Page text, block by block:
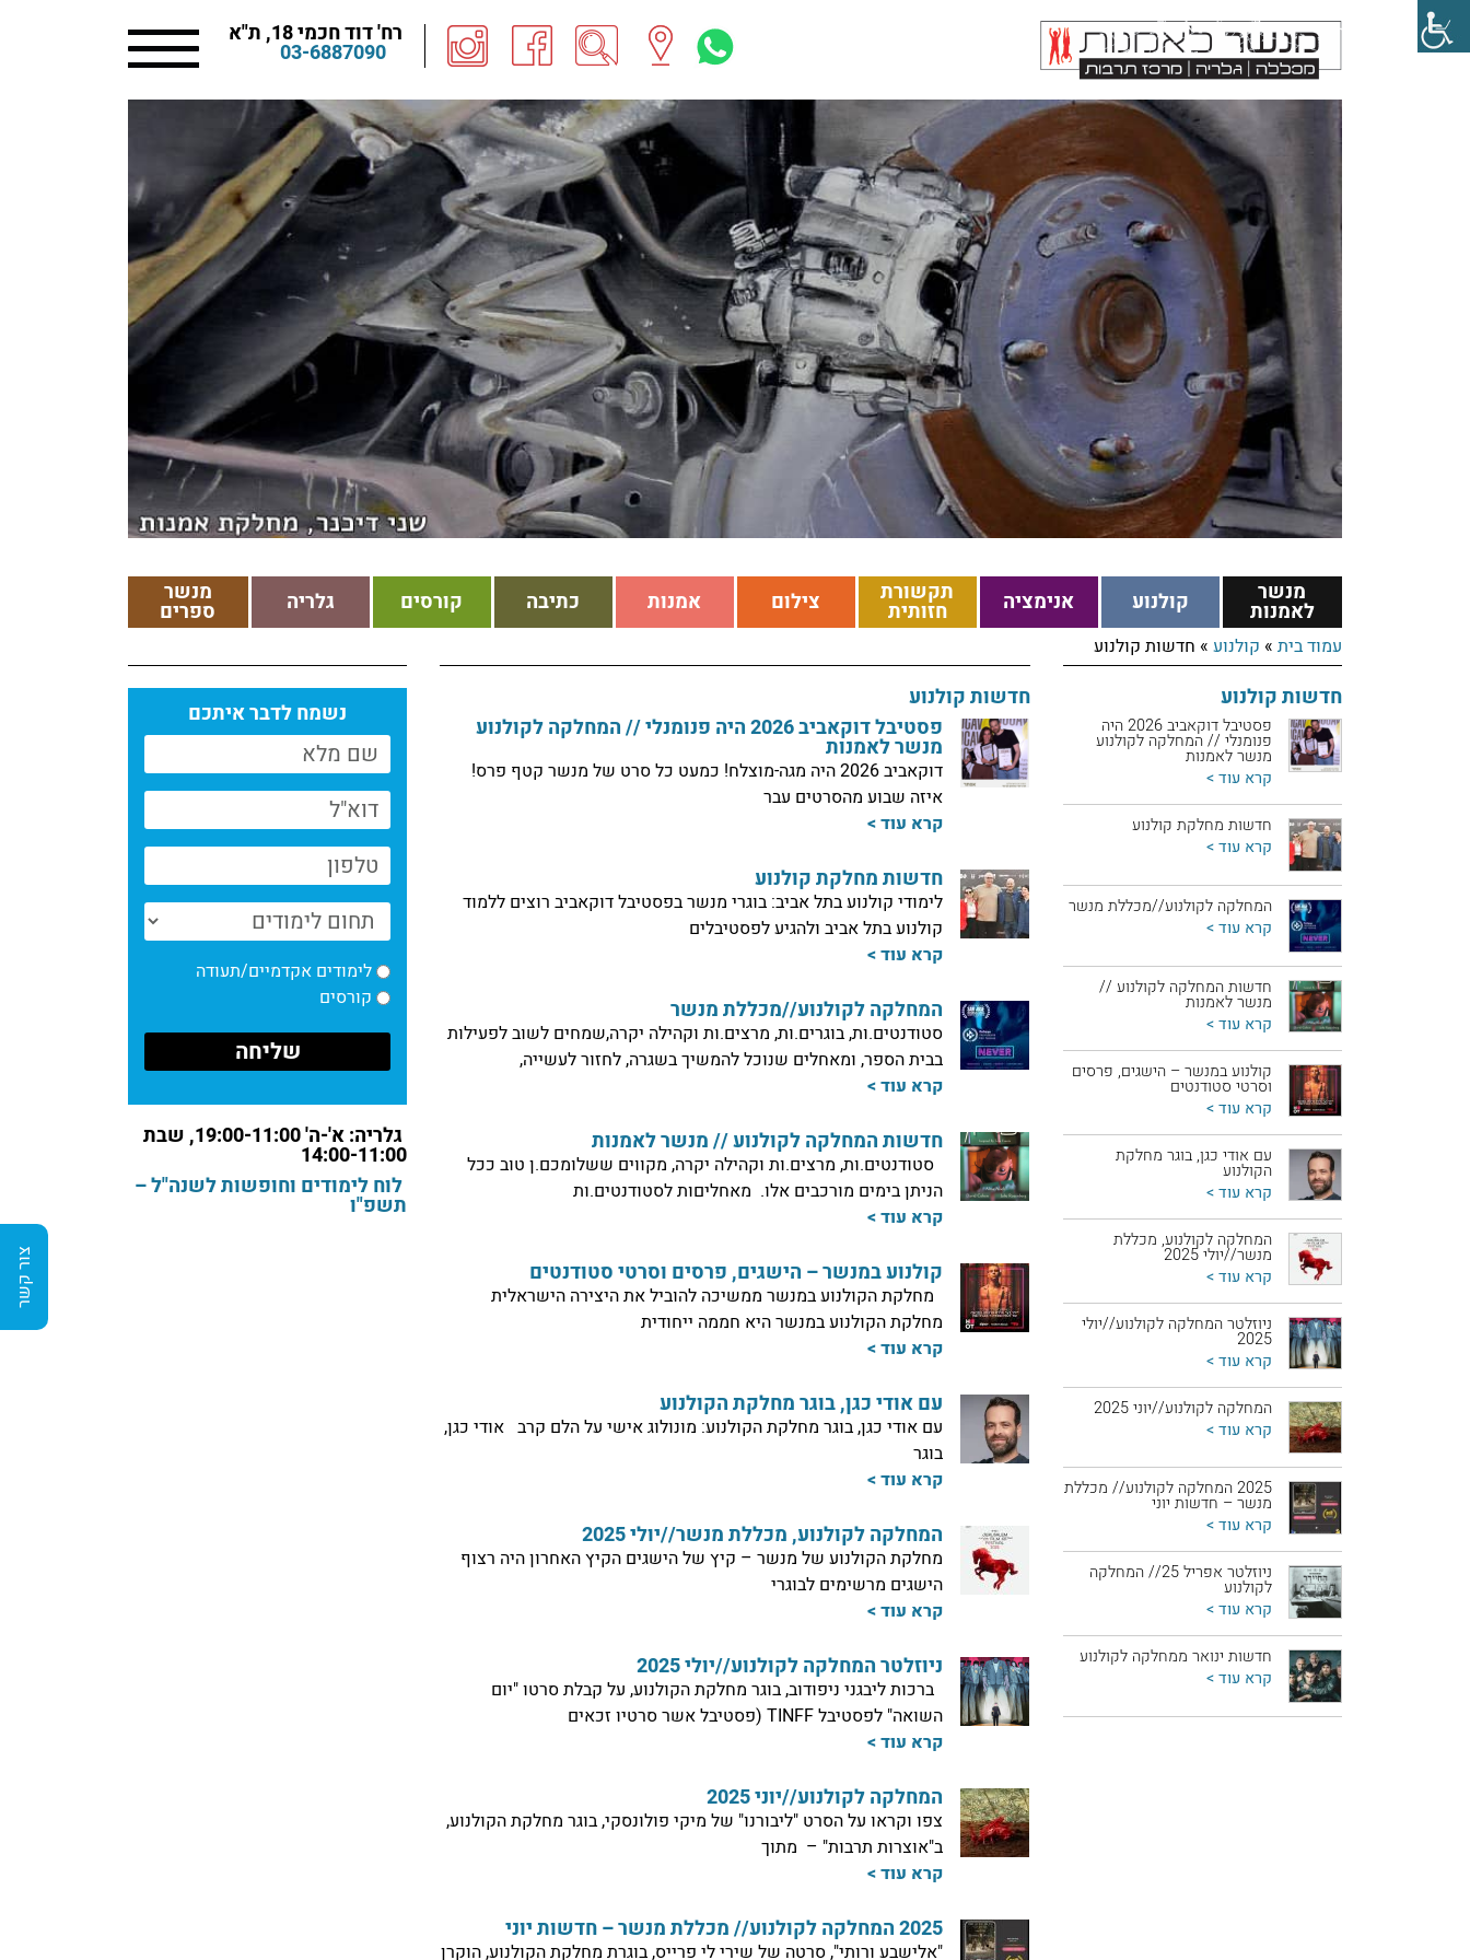
רח' דוד חכמי 18, ת"א
03-6887090
מנשר
לאמנות קולנוע אנימציה תקשורת
חזותית צילום אמנות כתיבה קורסים גלריה מנשר
ספרים
עמוד בית » קולנוע » חדשות קולנוע
צור קשר
חדשות קולנוע
פסטיבל דוקאביב 2026 היה פנומנלי // המחלקה לקולנוע
מנשר לאמנות
דוקאביב 2026 היה מגה-מוצלח! כמעט כל סרט של מנשר קטף פרס!
איזה שבוע מהסרטים עבר
קרא עוד >
חדשות מחלקת קולנוע
לימודי קולנוע בתל אביב: בוגרי מנשר בפסטיבל דוקאביב רוצים ללמוד
קולנוע בתל אביב ולהגיע לפסטיבלים
קרא עוד >
המחלקה לקולנוע//מכללת מנשר
סטודנטים.ות, בוגרים.ות, מרצים.ות וקהילה יקרה,שמחים לשוב לפעילות
בבית הספר, ומאחלים שנוכל להמשיך בשגרה, לחזור לעשייה,
קרא עוד >
חדשות המחלקה לקולנוע // מנשר לאמנות
סטודנטים.ות, מרצים.ות וקהילה יקרה, מקווים ששלומכם.ן טוב ככל
הניתן בימים מורכבים אלו. מאחליםות לסטודנטים.ות
קרא עוד >
קולנוע במנשר – הישגים, פרסים וסרטי סטודנטים
מחלקת הקולנוע במנשר ממשיכה להוביל את היצירה הישראלית
מחלקת הקולנוע במנשר היא חממה ייחודית
קרא עוד >
עם אודי כגן, בוגר מחלקת הקולנוע
עם אודי כגן, בוגר מחלקת הקולנוע: מונולוג אישי על הלם קרב אודי כגן,
בוגר
קרא עוד >
המחלקה לקולנוע, מכללת מנשר//יולי 2025
מחלקת הקולנוע של מנשר – קיץ של הישגים הקיץ האחרון היה רצוף
הישגים מרשימים לבוגרי
קרא עוד >
ניוזלטר המחלקה לקולנוע//יולי 2025
ברכות ליבגני ניפודוב, בוגר מחלקת הקולנוע, על קבלת סרטו "יום
השואה" לפסטיבל TINFF (פסטיבל אשר סרטיו זכאים
קרא עוד >
המחלקה לקולנוע//יוני 2025
צפו וקראו על הסרט "ליבורנו" של מיקי פולונסקי, בוגר מחלקת הקולנוע,
ב"אוצרות תרבות" – מתוך
קרא עוד >
2025 המחלקה לקולנוע// מכללת מנשר – חדשות יוני
"אלישבע ורותי", סרטה של שירי לי פרייס, בוגרת מחלקת הקולנוע, הוקרן
חדשות קולנוע
פסטיבל דוקאביב 2026 היה
פנומנלי // המחלקה לקולנוע
מנשר לאמנות
קרא עוד >
חדשות מחלקת קולנוע
קרא עוד >
המחלקה לקולנוע//מכללת מנשר
קרא עוד >
חדשות המחלקה לקולנוע //
מנשר לאמנות
קרא עוד >
קולנוע במנשר – הישגים, פרסים
וסרטי סטודנטים
קרא עוד >
עם אודי כגן, בוגר מחלקת
הקולנוע
קרא עוד >
המחלקה לקולנוע, מכללת
מנשר//יולי 2025
קרא עוד >
ניוזלטר המחלקה לקולנוע//יולי
2025
קרא עוד >
המחלקה לקולנוע//יוני 2025
קרא עוד >
2025 המחלקה לקולנוע// מכללת
מנשר – חדשות יוני
קרא עוד >
ניוזלטר אפריל 25// המחלקה
לקולנוע
קרא עוד >
חדשות ינואר ממחלקה לקולנוע
קרא עוד >
נשמח לדבר איתכם
לימודים אקדמיים/תעודה
קורסים
גלריה: א'-ה' 19:00-11:00, שבת
14:00-11:00
לוח לימודים וחופשות לשנה"ל –
תשפ"ו